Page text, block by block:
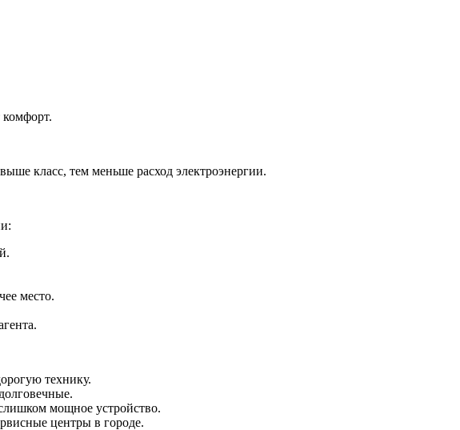
класс, тем меньше расход электроэнергии.
место.
технику.
мощное устройство.
центры в городе.